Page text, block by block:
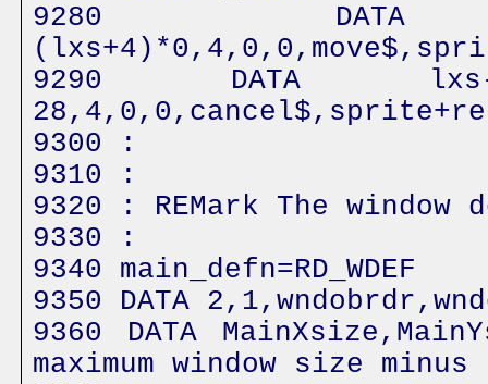
9280 DATA
9290 DATA lxs-
9300 :
9310 :
9320 : REMark The
9330 :
9340 main_defn=RD_WDEF
9350 DATA
9360 DATA
maximum window size minus